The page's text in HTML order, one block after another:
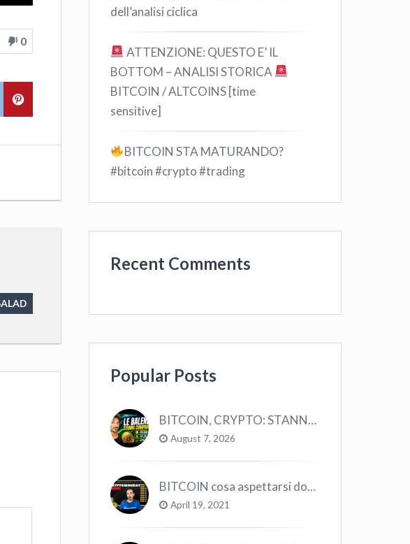
0
dell’analisi ciclica
ATTENZIONE: QUESTO E’ IL
BOTTOM – ANALISI STORICA
BITCOIN / ALTCOINS [time
sensitive]
BITCOIN STA MATURANDO?
#bitcoin #crypto #trading
Recent Comments
Popular Posts
BITCOIN, CRYPTO: STANNO COMPRANDO TUTTI (GUARDA QUESTI DATI), EPPURE…
August 7, 2026
BITCOIN cosa aspettarsi dopo il “Crollo”? – CryptoMonday NEWS w16/’21
April 19, 2021